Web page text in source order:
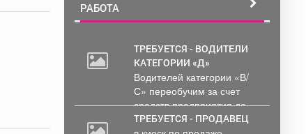
РАБОТА
ТРЕБУЕТСЯ - ВОДИТЕЛИ
КАТЕГОРИИ «Д»
Водителей категории «В/
С» переобучим за счет
средств предприятия до...
ТРЕБУЕТСЯ - ПРОДАВЕЦ